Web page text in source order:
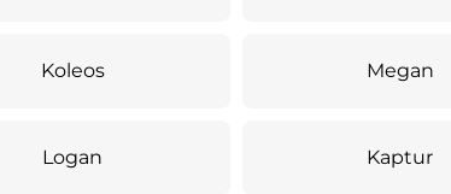
Koleos Megan
Logan Kaptur